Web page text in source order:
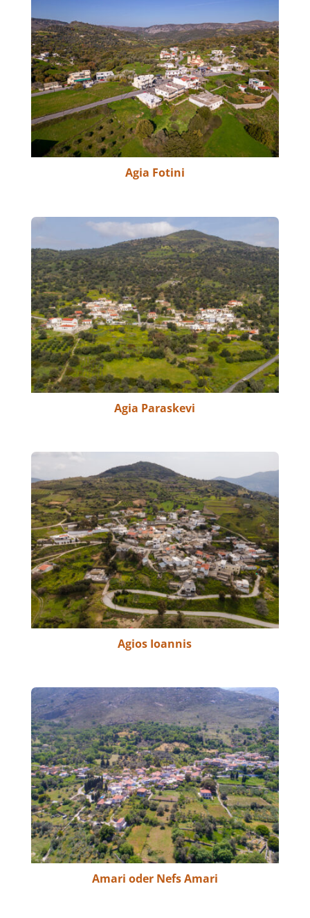
Agia Fotini
Agia Paraskevi
Agios Ioannis
Amari oder Nefs Amari